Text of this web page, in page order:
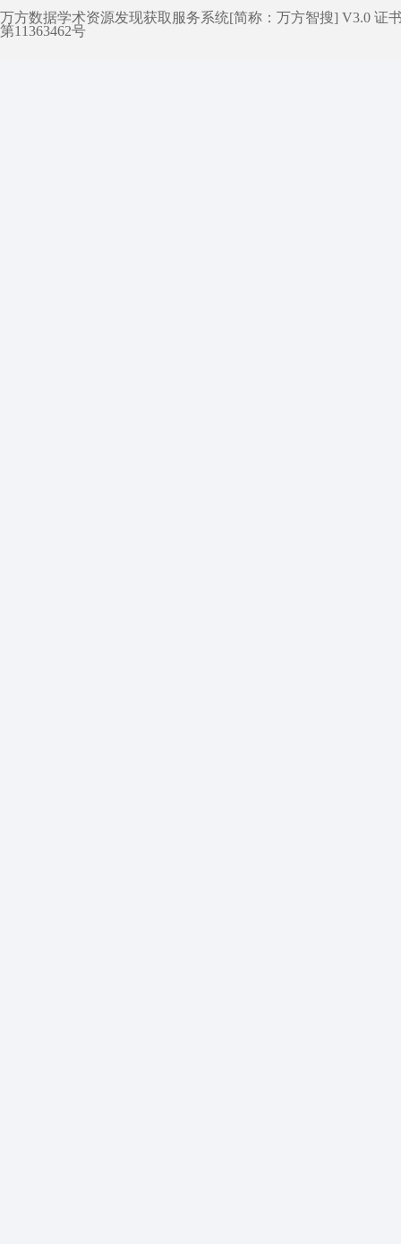
万方数据学术资源发现获取服务系统[简称：万方智搜] V3.0 证
第11363462号